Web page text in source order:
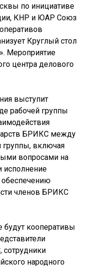
по инициативе
КНР и ЮАР Союз
Круглый стол
Мероприятие
центра делового
выступит
рабочей группы
БРИКС между
группы, включая
вопросами на
исполнение
обеспечению
членов БРИКС
будут кооперативы
сотрудники
народного